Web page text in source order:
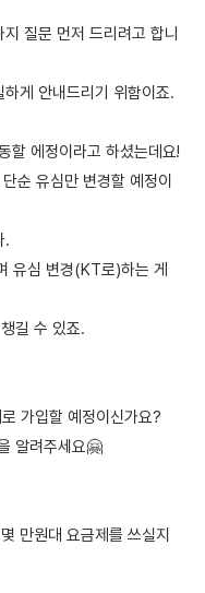
질문 먼저 드리려고 합니
게 안내드리기 위함이죠.
에정이라고 하셨는데요!
순 유심만 변경할 예정이
.
유심 변경(KT로)하는 게
길 수 있죠.
가입할 예정이신가요?
알려주세요🤗
만원대 요금제를 쓰실지